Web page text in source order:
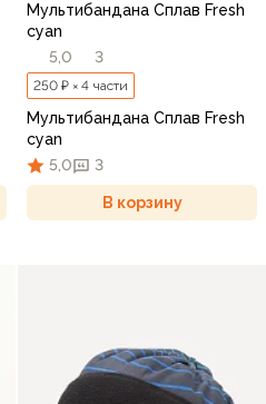
Мультибандана Сплав Fresh
cyan
5,0
3
250 ₽ × 4 части
Мультибандана Сплав Fresh
cyan
5,0
3
В корзину